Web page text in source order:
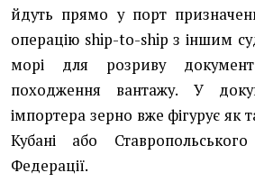
йдуть прямо у порт
операцію ship-to-ship з іншим
морі для розриву
походження вантажу. У
імпортера зерно вже фігурує як
Кубані або
Федерації.